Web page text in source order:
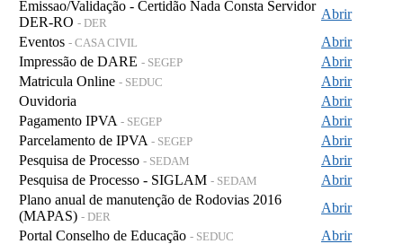
Emissao/Validação - Certidão Nada Consta Servidor
DER-RO - DER
Abrir
Eventos - CASA CIVIL
Abrir
Impressão de DARE - SEGEP
Abrir
Matricula Online - SEDUC
Abrir
Ouvidoria
Abrir
Pagamento IPVA - SEGEP
Abrir
Parcelamento de IPVA - SEGEP
Abrir
Pesquisa de Processo - SEDAM
Abrir
Pesquisa de Processo - SIGLAM - SEDAM
Abrir
Plano anual de manutenção de Rodovias 2016
(MAPAS) - DER
Abrir
Portal Conselho de Educação - SEDUC
Abrir